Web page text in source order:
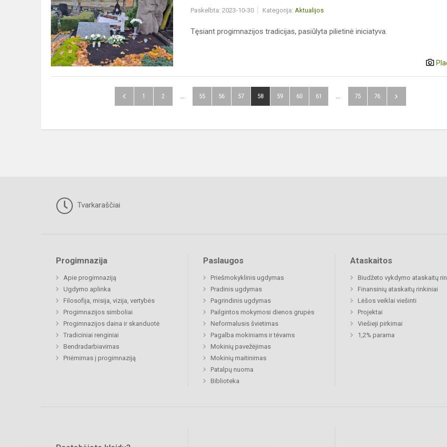
iniciatyva
„PADOVANOK
ŽVAKUTĘ“
Paskelbta: 2023-10-30 Kategorija: Aktualijos
Tęsiant progimnazijos tradicijas, pasiūlyta pilietinė iniciatyva.
1 2 ... 55 56 57 58 59 60 61 ... 75 76
Tvarkaraščiai
Progimnazija
Apie progimnaziją
Ugdymo aplinka
Filosofija, misija, vizija, vertybės
Progimnazijos simboliai
Progimnazijos daina ir skanduotė
Tradiciniai renginiai
Bendradarbiavimas
Priėmimas į progimnaziją
Paslaugos
Priešmokyklinis ugdymas
Pradinis ugdymas
Pagrindinis ugdymas
Pailgintos mokymosi dienos grupės
Neformalusis švietimas
Pagalba mokiniams ir tėvams
Mokinių pavežėjimas
Mokinių maitinimas
Patalpų nuoma
Biblioteka
Ataskaitos
Biudžeto vykdymo ataskaitų
Finansinių ataskaitų rinkiniai
Lėšos veiklai viešinti
Projektai
Viešieji pirkimai
1,2% parama